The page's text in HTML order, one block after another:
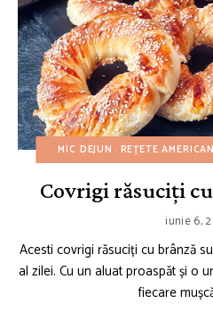
MIC DEJUN REȚETE
Covrigi răsuciți
iunie 6,
Acesti covrigi răsuciți cu brânză
al zilei. Cu un aluat proaspăt și o
fiecare